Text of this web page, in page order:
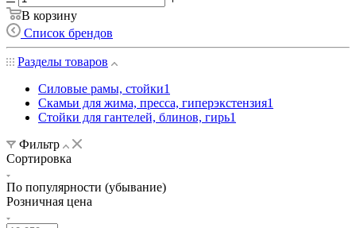
В корзину
Список брендов
Разделы товаров
Силовые рамы, стойки1
Скамьи для жима, пресса, гиперэкстензия1
Стойки для гантелей, блинов, гирь1
Фильтр
Сортировка
По популярности (убывание)
Розничная цена